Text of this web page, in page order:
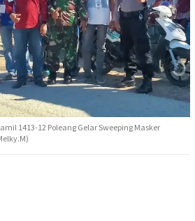
1413-12 Poleang Gelar Sweeping Masker